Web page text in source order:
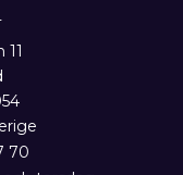
70